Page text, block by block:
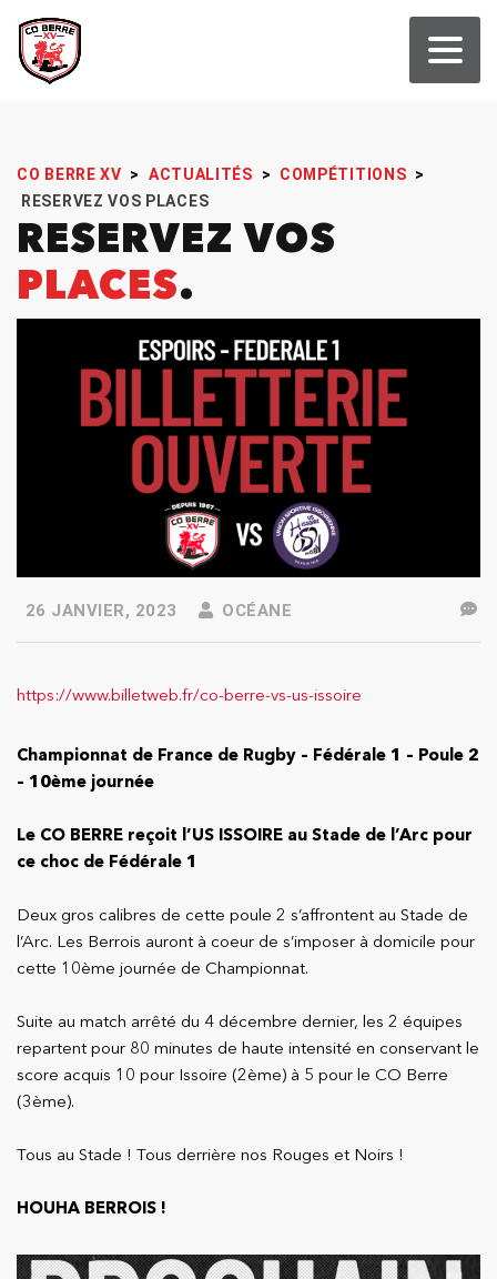
CO BERRE XV > ACTUALITÉS > COMPÉTITIONS >
RESERVEZ VOS PLACES
RESERVEZ VOS
PLACES
26 JANVIER, 2023 OCÉANE
https://www.billetweb.fr/co-berre-vs-us-issoire
Championnat de France de Rugby – Fédérale 1 – Poule 2
– 10ème journée
Le CO BERRE reçoit l’US ISSOIRE au Stade de l’Arc pour
ce choc de Fédérale 1
Deux gros calibres de cette poule 2 s’affrontent au Stade de
l’Arc. Les Berrois auront à coeur de s’imposer à domicile pour
cette 10ème journée de Championnat.
Suite au match arrêté du 4 décembre dernier, les 2 équipes
repartent pour 80 minutes de haute intensité en conservant le
score acquis 10 pour Issoire (2ème) à 5 pour le CO Berre
(3ème).
Tous au Stade ! Tous derrière nos Rouges et Noirs !
HOUHA BERROIS !